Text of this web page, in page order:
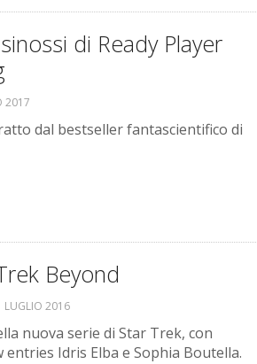
di Ready Player
2017
dal bestseller fantascientifico di
Beyond
LUGLIO 2016
nuova serie di Star Trek, con
Idris Elba e Sophia Boutella.